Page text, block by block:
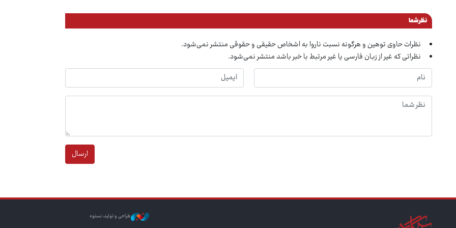
نظر شما
نظرات حاوی توهین و هرگونه نسبت ناروا به اشخاص حقیقی و حقوقی منتشر نمی‌شود.
نظراتی که غیر از زبان فارسی یا غیر مرتبط با خبر باشد منتشر نمی‌شود.
ارسال
طراحی و تولید: نستوه